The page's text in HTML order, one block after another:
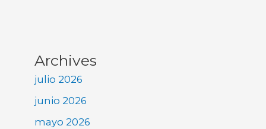
Archives
julio 2026
junio 2026
mayo 2026